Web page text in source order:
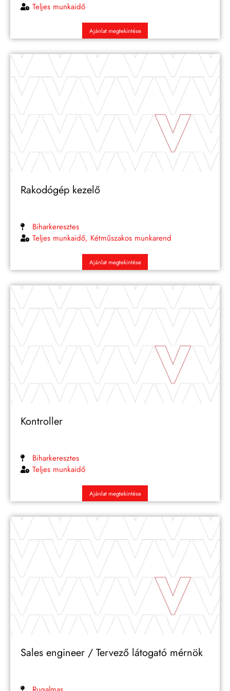
Teljes munkaidő
Ajánlat megtekintése
Rakodógép kezelő
Biharkeresztes
Teljes munkaidő, Kétműszakos munkarend
Ajánlat megtekintése
Kontroller
Biharkeresztes
Teljes munkaidő
Ajánlat megtekintése
Sales engineer / Tervező látogató mérnök